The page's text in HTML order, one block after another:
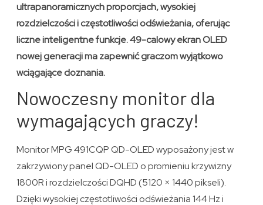
ultrapanoramicznych proporcjach, wysokiej
rozdzielczości i częstotliwości odświeżania, oferując
liczne inteligentne funkcje. 49-calowy ekran OLED
nowej generacji ma zapewnić graczom wyjątkowo
wciągające doznania.
Nowoczesny monitor dla
wymagających graczy!
Monitor MPG 491CQP QD-OLED wyposażony jest w
zakrzywiony panel QD-OLED o promieniu krzywizny
1800R i rozdzielczości DQHD (5120 × 1440 pikseli).
Dzięki wysokiej częstotliwości odświeżania 144 Hz i